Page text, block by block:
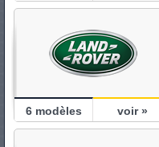
6modèles voir »